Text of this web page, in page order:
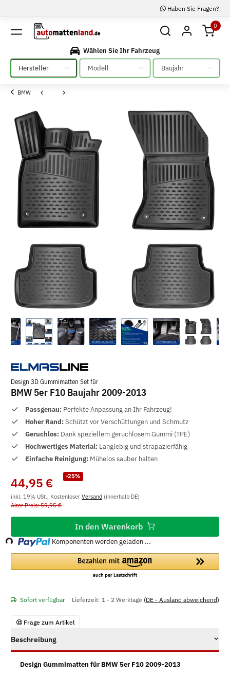
Haben Sie Fragen?
0
Wählen Sie Ihr Fahrzeug
Bitte auswählen
Bitte auswählen Bitte auswählen
BMW
Design 3D Gummimatten Set für
BMW 5er F10 Baujahr 2009-2013
Passgenau: Perfekte Anpassung an Ihr Fahrzeug!
Hoher Rand:Schützt vor Verschüttungen und Schmutz
Geruchlos: Dank speziellem geruchlosem Gummi (TPE)
Hochwertiges Material: Langlebig und strapazierfähig
Einfache Reinigung: Mühelos sauber halten
-25%
44,95 €
inkl. 19% USt., Kostenloser Versand (innerhalb DE)
Alter Preis: 59,95 €
In den Warenkorb
Loading... Komponenten werden geladen ...
Sofort verfügbar Lieferzeit: 1 - 2 Werktage (DE - Ausland abweichend)
Frage zum Artikel
Beschreibung
Design Gummimatten für BMW 5er F10 2009-2013